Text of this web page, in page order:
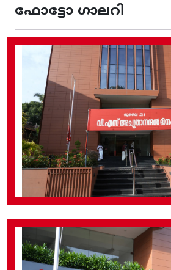
ഫോട്ടോ ഗാലറി